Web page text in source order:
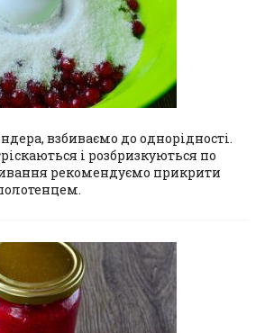
взбиваємо до однорідності.
і розбризкуються по
рекомендуємо прикрити